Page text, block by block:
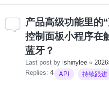
产品高级功能里的
控制面板小程序在
蓝牙？
Last post by lshinylee «
Replies: 4 API 持续跟进